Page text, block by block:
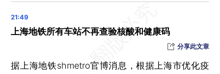
上海地铁所有车站不再查验核酸和健康码
分享此文章
据上海地铁shmetro官博消息，根据上海市优化疫